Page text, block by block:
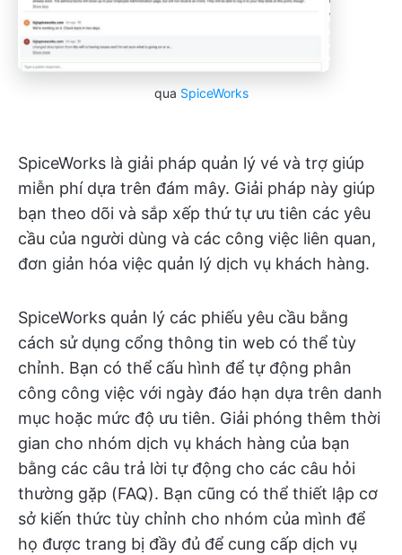
qua SpiceWorks
SpiceWorks là giải pháp quản lý vé và trợ giúp
miễn phí dựa trên đám mây. Giải pháp này giúp
bạn theo dõi và sắp xếp thứ tự ưu tiên các yêu
cầu của người dùng và các công việc liên quan,
đơn giản hóa việc quản lý dịch vụ khách hàng.
SpiceWorks quản lý các phiếu yêu cầu bằng
cách sử dụng cổng thông tin web có thể tùy
chỉnh. Bạn có thể cấu hình để tự động phân
công công việc với ngày đáo hạn dựa trên danh
mục hoặc mức độ ưu tiên. Giải phóng thêm thời
gian cho nhóm dịch vụ khách hàng của bạn
bằng các câu trả lời tự động cho các câu hỏi
thường gặp (FAQ). Bạn cũng có thể thiết lập cơ
sở kiến thức tùy chỉnh cho nhóm của mình để
họ được trang bị đầy đủ để cung cấp dịch vụ